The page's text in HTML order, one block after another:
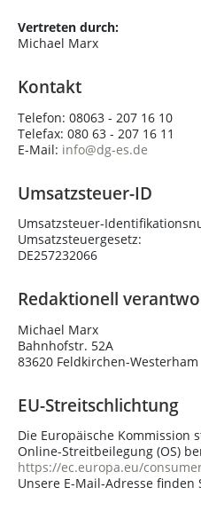
Vertreten durch:
Michael Marx
Kontakt
Telefon: 08063 - 207 16 10
Telefax: 080 63 - 207 16 11
E-Mail: info@dg-es.de
Umsatzsteuer-ID
Umsatzsteuer-
Umsatzsteuergesetz:
DE257232066
Redaktionell
Michael Marx
Bahnhofstr. 52A
83620 Feldkirchen-Westerham
EU-Streitschlichtung
Die Europäische Kommission
Online-Streitbeilegung (OS)
https://ec.europa.eu/
Unsere E-Mail-Adresse